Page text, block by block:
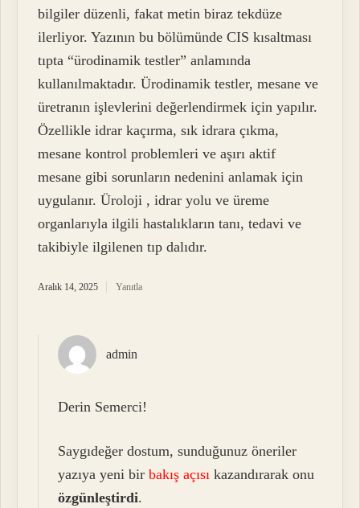
bilgiler düzenli, fakat metin biraz tekdüze
ilerliyor. Yazının bu bölümünde CIS kısaltması
tıpta “ürodinamik testler” anlamında
kullanılmaktadır. Ürodinamik testler, mesane ve
üretranın işlevlerini değerlendirmek için yapılır.
Özellikle idrar kaçırma, sık idrara çıkma,
mesane kontrol problemleri ve aşırı aktif
mesane gibi sorunların nedenini anlamak için
uygulanır. Üroloji , idrar yolu ve üreme
organlarıyla ilgili hastalıkların tanı, tedavi ve
takibiyle ilgilenen tıp dalıdır.
Aralık 14, 2025 Yanıtla
admin
Derin Semerci!
Saygıdeğer dostum, sunduğunuz öneriler
yazıya yeni birbakış açısı kazandırarak onu
özgünleştirdi.